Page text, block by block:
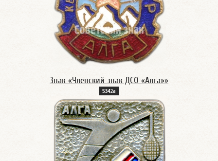
Знак «Членский знак ДСО «Алга»»
5342а